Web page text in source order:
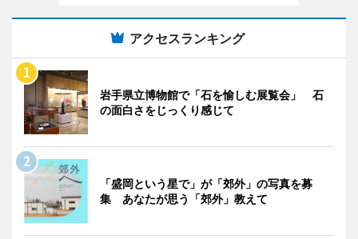
アクセスランキング
岩手県立博物館で「石を愉しむ展覧会」 石
の面白さをじっくり感じて
「盛岡という星で」が「郊外」の写真を募
集 あなたが思う「郊外」教えて